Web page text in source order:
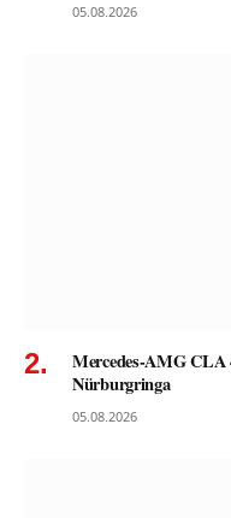
05.08.2026
Mercedes-AMG CLA
Nürburgringa
05.08.2026